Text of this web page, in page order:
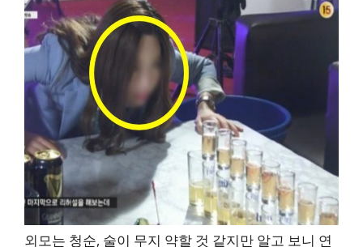
외모는 청순, 술이 무지 약할 것 같지만 알고 보니 연